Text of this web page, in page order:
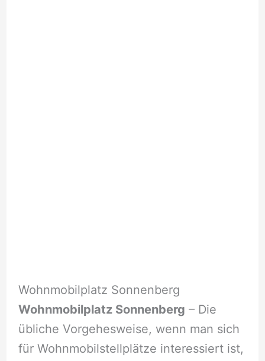
Wohnmobilplatz Sonnenberg
Wohnmobilplatz Sonnenberg – Die
übliche Vorgehesweise, wenn man sich
für Wohnmobilstellplätze interessiert ist,